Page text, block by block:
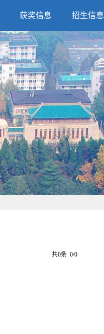
获奖信息 招生信息
共0条 0/0